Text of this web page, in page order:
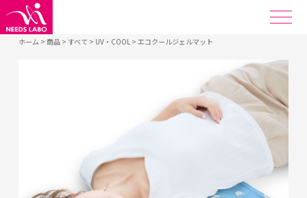
ホーム > 商品> すべて > UV・COOL> エコクールジェルマット